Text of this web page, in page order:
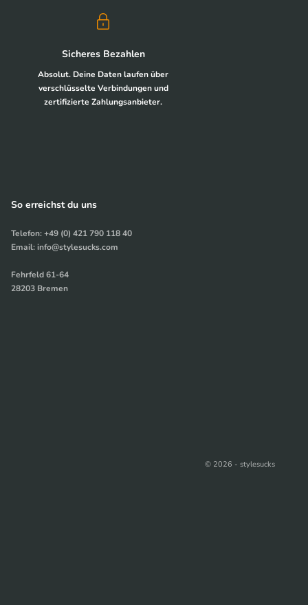
Sicheres Bezahlen
Absolut. Deine Daten laufen über
verschlüsselte Verbindungen und
zertifizierte Zahlungsanbieter.
So erreichst du uns
Telefon: +49 (0) 421 790 118 40
Email: info@stylesucks.com
Fehrfeld 61-64
28203 Bremen
© 2026 - stylesucks